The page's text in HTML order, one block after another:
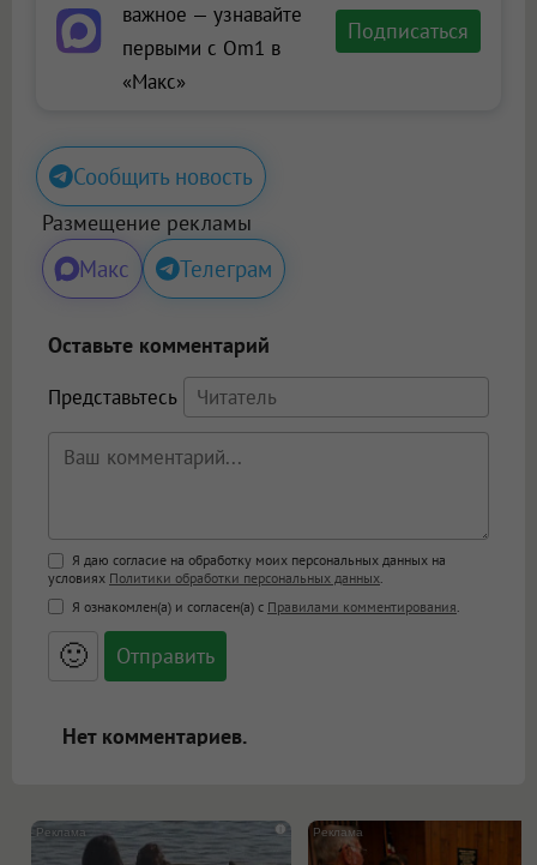
важное — узнавайте
первыми с Om1 в
«Макс»
Подписаться
Сообщить новость
Размещение рекламы
Макс Телеграм
Оставьте комментарий
Представьтесь
Поддержка HTML
<b>, <strong>, <u>, <i>, <em>, <s>, <big>,
<small>, <sup>, <sub>, <pre>, <ul>, <ol>, <li>,
<blockquote>, <code> экранирует HTML,
адреса URL автоматически становятся
ссылками, и [img]адрес[/img] будет
Я даю согласие на обработку моих персональных данных на
условиях Политики обработки персональных данных
Я ознакомлен(а) и согласен(а) с Правилами комментирования
🙂
Нет комментариев.
i